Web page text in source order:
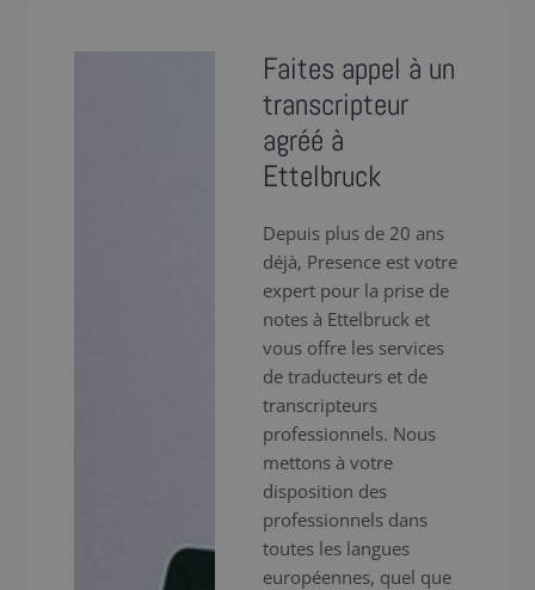
Faites appel à un
transcripteur
agréé à
Ettelbruck
Depuis plus de 20 ans
déjà, Presence est votre
expert pour la prise de
notes à Ettelbruck et
vous offre les services
de traducteurs et de
transcripteurs
professionnels. Nous
mettons à votre
disposition des
professionnels dans
toutes les langues
européennes, quel que